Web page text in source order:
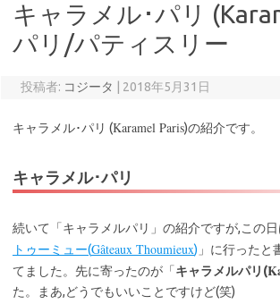
キャラメル･パリ
パリ/パティスリー
投稿者: コジータ 2018年5月31日
キャラメル･パリ (Karamel Paris)の紹介です。
キャラメル･パリ
続いて「キャラメルパリ」の紹介ですが,この
トゥーミュー(Gâteaux Thoumieux) 」に行ったと
てました。先に寄ったのが「キャラメルパリ(
た。まあ,どうでもいいことですけど(笑)